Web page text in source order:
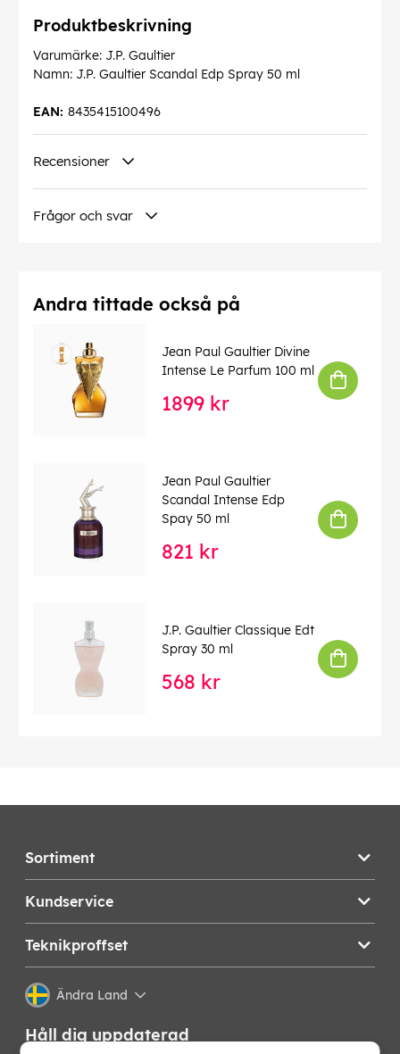
Produktbeskrivning
Varumärke: J.P. Gaultier
Namn: J.P. Gaultier Scandal Edp Spray 50 ml
8435415100496
EAN:
Recensioner
Frågor och svar
Andra tittade också på
Jean Paul Gaultier Divine
Intense Le Parfum 100 ml
1899 kr
Jean Paul Gaultier
Scandal Intense Edp
Spay 50 ml
821 kr
J.P. Gaultier Classique Edt
Spray 30 ml
568 kr
Sortiment
Kundservice
Teknikproffset
Ändra Land
Håll dig uppdaterad